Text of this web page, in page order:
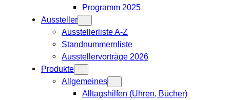
Programm 2025
Aussteller
Ausstellerliste A-Z
Standnummernliste
Ausstellervorträge 2026
Produkte
Allgemeines
Alltagshilfen (Uhren, Bücher)